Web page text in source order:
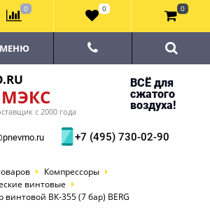
с 2000 года
ВСЁ для
сжатого
воздуха!
+7 (495) 730-02-90
МЕНЮ
Компрессоры
винтовые
ВК-355 (7 бар) BERG
0 0 0